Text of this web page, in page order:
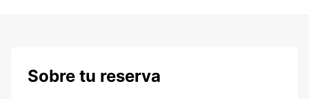
Sobre tu reserva